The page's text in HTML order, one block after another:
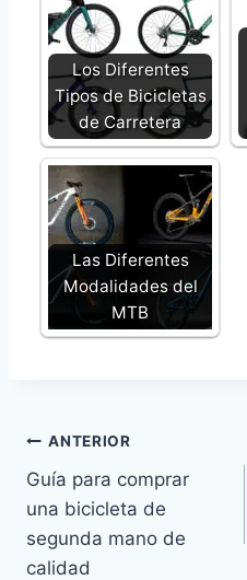
Los Diferentes
Tipos de Bicicletas
de Carretera
Las Diferentes
Modalidades del
MTB
Navegación
de
entradas
ANTERIOR
Guía para comprar
una bicicleta de
segunda mano de
calidad